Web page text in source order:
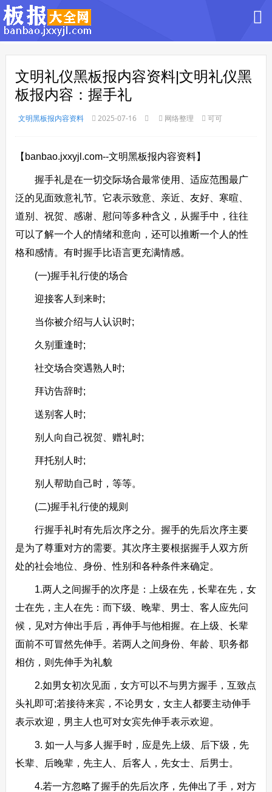
文明礼仪黑板报内容资料|文明礼仪黑
板报内容：握手礼
文明黑板报内容资料 2025-07-16 网络整理 可可
【banbao.jxxyjl.com--文明黑板报内容资料】
握手礼是在一切交际场合最常使用、适应范围最广
泛的见面致意礼节。它表示致意、亲近、友好、寒暄、
道别、祝贺、感谢、慰问等多种含义，从握手中，往往
可以了解一个人的情绪和意向，还可以推断一个人的性
格和感情。有时握手比语言更充满情感。
(一)握手礼行使的场合
迎接客人到来时;
当你被介绍与人认识时;
久别重逢时;
社交场合突遇熟人时;
拜访告辞时;
送别客人时;
别人向自己祝贺、赠礼时;
拜托别人时;
别人帮助自己时，等等。
(二)握手礼行使的规则
行握手礼时有先后次序之分。握手的先后次序主要
是为了尊重对方的需要。其次序主要根据握手人双方所
处的社会地位、身份、性别和各种条件来确定。
1.两人之间握手的次序是：上级在先，长辈在先，女
士在先，主人在先：而下级、晚辈、男士、客人应先问
候，见对方伸出手后，再伸手与他相握。在上级、长辈
面前不可冒然先伸手。若两人之间身份、年龄、职务都
相仿，则先伸手为礼貌
2.如男女初次见面，女方可以不与男方握手，互致点
头礼即可;若接待来宾，不论男女，女主人都要主动伸手
表示欢迎，男主人也可对女宾先伸手表示欢迎。
3. 如一人与多人握手时，应是先上级、后下级，先
长辈、后晚辈，先主人、后客人，先女士、后男士。
4.若一方忽略了握手的先后次序，先伸出了手，对方